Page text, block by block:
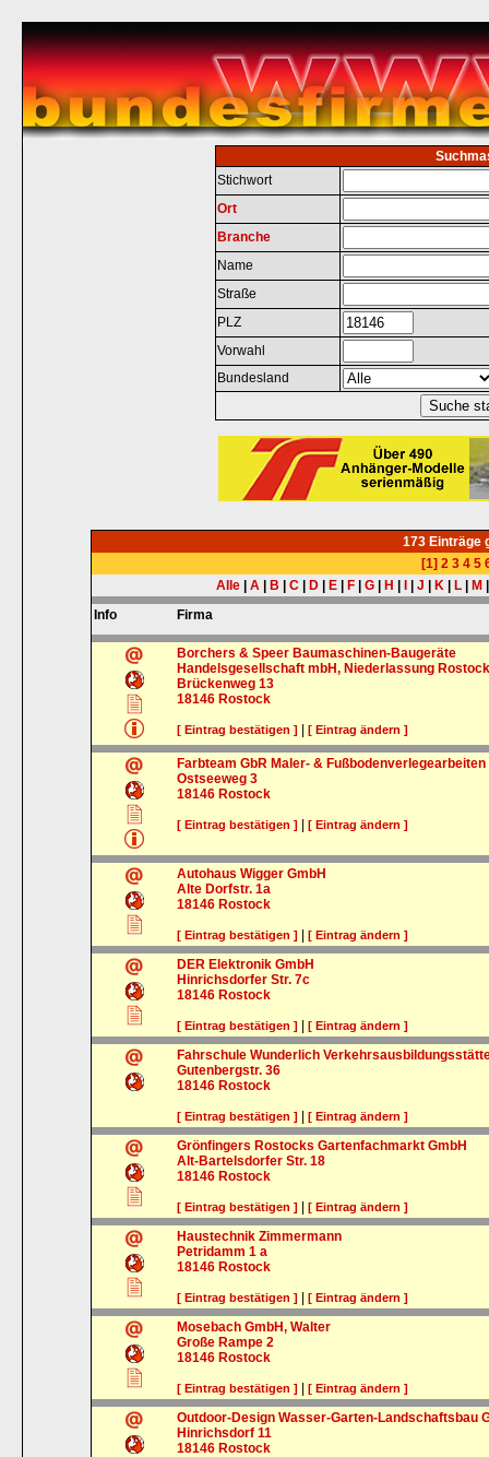
Stichwort
Ort
Branche
Name
Straße
PLZ
Vorwahl
Bundesland
173 Einträge
[1] 2 3 4 5
Alle
A B C D E F G H J K L M
Info
Firma
Borchers & Speer Baumaschinen-Baugeräte
Handelsgesellschaft mbH, Niederlassung
Brückenweg 13
18146 Rostock
[ Eintrag bestätigen ] |[ Eintrag ändern ]
Farbteam GbR Maler- & Fußbodenverlegearbeiten
Ostseeweg 3
18146 Rostock
[ Eintrag bestätigen ] |[ Eintrag ändern ]
Autohaus Wigger GmbH
Alte Dorfstr. 1a
18146 Rostock
[ Eintrag bestätigen ] |[ Eintrag ändern ]
DER Elektronik GmbH
Hinrichsdorfer Str. 7c
18146 Rostock
[ Eintrag bestätigen ] |[ Eintrag ändern ]
Fahrschule Wunderlich
Gutenbergstr. 36
18146 Rostock
[ Eintrag bestätigen ] |[ Eintrag ändern ]
Grönfingers Rostocks Gartenfachmarkt GmbH
Alt-Bartelsdorfer Str. 18
18146 Rostock
[ Eintrag bestätigen ] |[ Eintrag ändern ]
Haustechnik Zimmermann
Petridamm 1 a
18146 Rostock
[ Eintrag bestätigen ] |[ Eintrag ändern ]
Mosebach GmbH, Walter
Große Rampe 2
18146 Rostock
[ Eintrag bestätigen ] |[ Eintrag ändern ]
Outdoor-Design Wasser-Garten-Landschaftsbau
Hinrichsdorf 11
18146 Rostock